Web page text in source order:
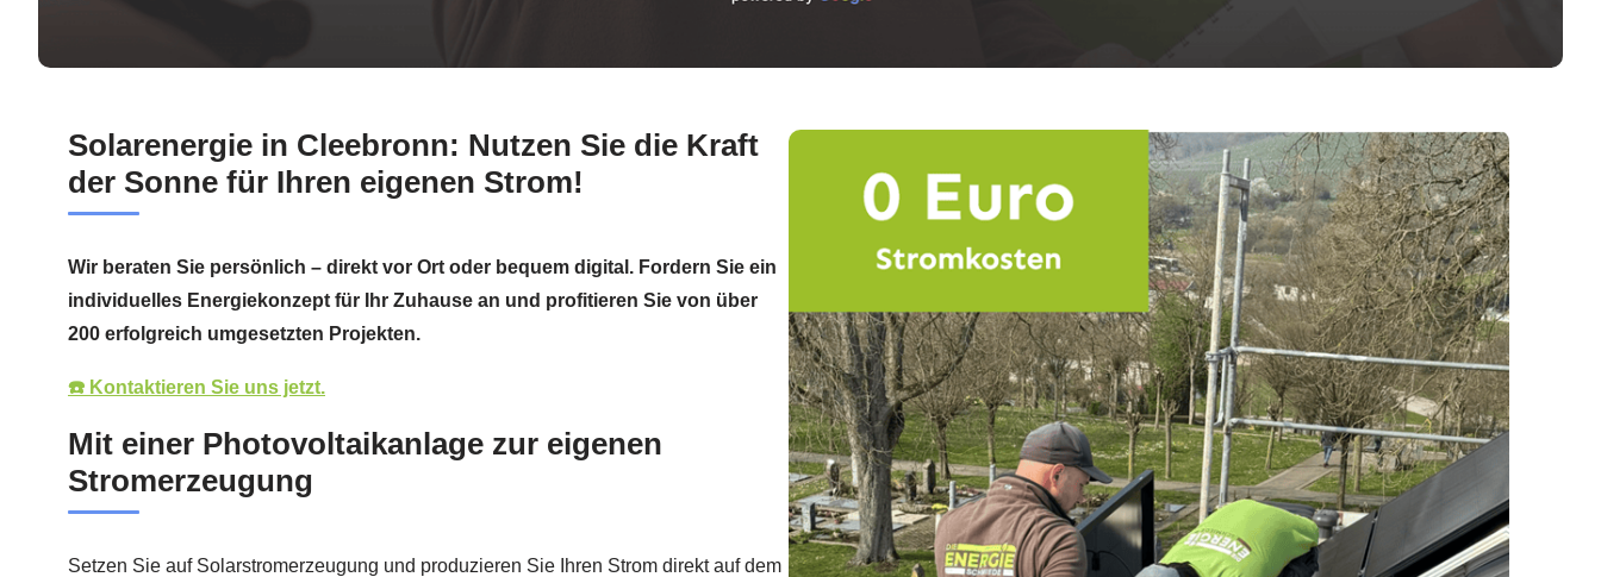
Solarenergie in Cleebronn: Nutzen Sie die Kraft
der Sonne für Ihren eigenen Strom!
Wir beraten Sie persönlich – direkt vor Ort oder bequem digital. Fordern Sie ein
individuelles Energiekonzept für Ihr Zuhause an und profitieren Sie von über
200 erfolgreich umgesetzten Projekten.
☎️ Kontaktieren Sie uns jetzt.
Mit einer Photovoltaikanlage zur eigenen
Stromerzeugung
Setzen Sie auf Solarstromerzeugung und produzieren Sie Ihren Strom direkt auf dem